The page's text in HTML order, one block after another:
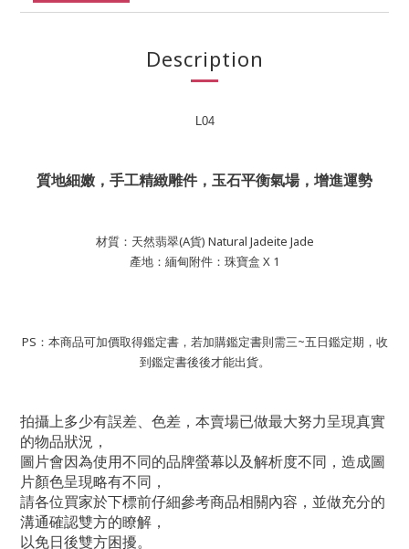
Description
L04
質地細嫩，手工精緻雕件，玉石平衡氣場，增進運勢
材質：天然翡翠(A貨) Natural Jadeite Jade
產地：緬甸附件：珠寶盒 X 1
PS：本商品可加價取得鑑定書，若加購鑑定書則需三~五日鑑定期，收
到鑑定書後後才能出貨。
拍攝上多少有誤差、色差，本賣場已做最大努力呈現真實
的物品狀況，
圖片會因為使用不同的品牌螢幕以及解析度不同，造成圖
片顏色呈現略有不同，
請各位買家於下標前仔細參考商品相關內容，並做充分的
溝通確認雙方的瞭解，
以免日後雙方困擾。